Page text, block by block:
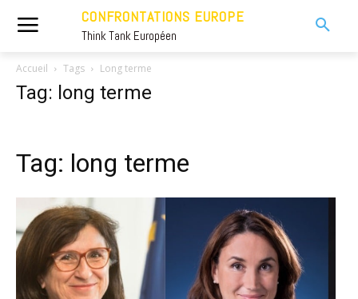
CONFRONTATIONS EUROPE
Think Tank Européen
Accueil Tags Long terme
Tag: long terme
Tag: long terme